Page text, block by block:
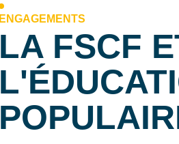
ENGAGEMENTS
LA FSCF